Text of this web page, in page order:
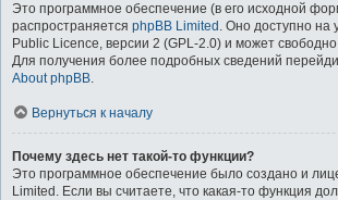
Это программное обеспечение (в его исходной
распространяется phpBB Limited . Оно доступно на
Public Licence, версии 2 (GPL-2.0) и может
Для получения более подробных сведений
About phpBB.
Вернуться к началу
Почему здесь нет такой-то функции?
Это программное обеспечение было создано и
Limited. Если вы считаете, что какая-то функция